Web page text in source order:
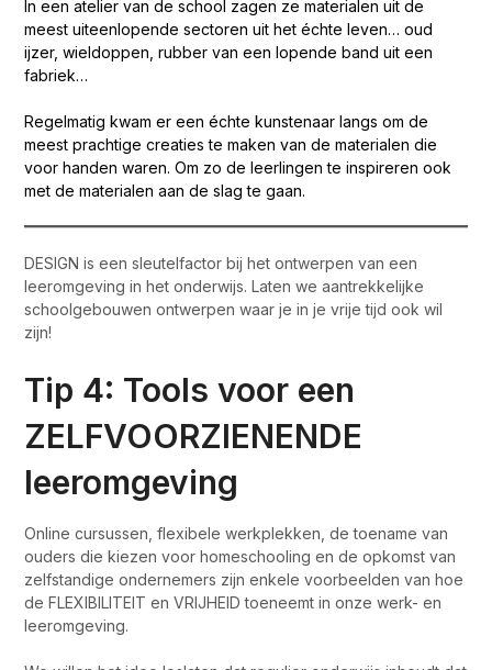
In een atelier van de school zagen ze materialen uit de
meest uiteenlopende sectoren uit het échte leven… oud
ijzer, wieldoppen, rubber van een lopende band uit een
fabriek…
Regelmatig kwam er een échte kunstenaar langs om de
meest prachtige creaties te maken van de materialen die
voor handen waren. Om zo de leerlingen te inspireren ook
met de materialen aan de slag te gaan.
DESIGN is een sleutelfactor bij het ontwerpen van een
leeromgeving in het onderwijs. Laten we aantrekkelijke
schoolgebouwen ontwerpen waar je in je vrije tijd ook wil
zijn!
Tip 4: Tools voor een
ZELFVOORZIENENDE
leeromgeving
Online cursussen, flexibele werkplekken, de toename van
ouders die kiezen voor homeschooling en de opkomst van
zelfstandige ondernemers zijn enkele voorbeelden van hoe
de FLEXIBILITEIT en VRIJHEID toeneemt in onze werk- en
leeromgeving.